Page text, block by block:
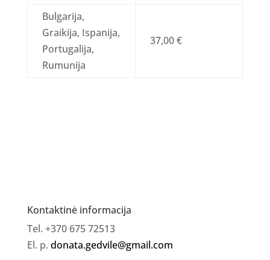
Bulgarija,
Graikija, Ispanija,
Portugalija,
Rumunija
37,00 €
Kontaktinė informacija
Tel. +370 675 72513
El. p. donata.gedvile@gmail.com